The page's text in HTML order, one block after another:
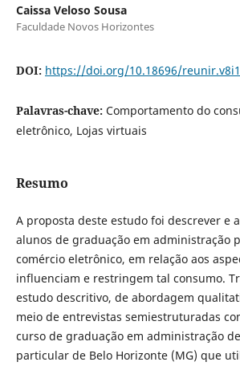
Caissa Veloso Sousa
Faculdade Novos Horizontes
DOI: https://doi.org/10.18696/
Palavras-chave: Comportamento do
eletrônico, Lojas virtuais
Resumo
A proposta deste estudo foi descrever e
alunos de graduação em administração
comércio eletrônico, em relação aos
influenciam e restringem tal consumo.
estudo descritivo, de abordagem
meio de entrevistas semiestruturadas
curso de graduação em administração
particular de Belo Horizonte (MG) que